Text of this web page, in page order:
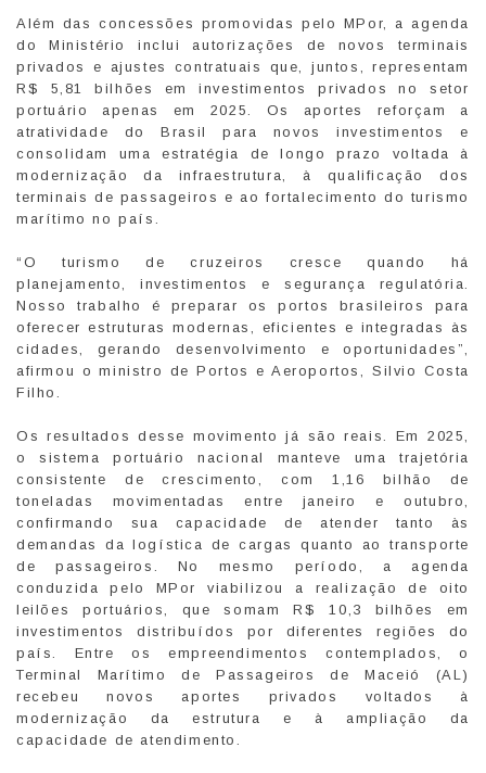
Além das concessões promovidas pelo MPor, a agenda
do Ministério inclui autorizações de novos terminais
privados e ajustes contratuais que, juntos, representam
R$ 5,81 bilhões em investimentos privados no setor
portuário apenas em 2025. Os aportes reforçam a
atratividade do Brasil para novos investimentos e
consolidam uma estratégia de longo prazo voltada à
modernização da infraestrutura, à qualificação dos
terminais de passageiros e ao fortalecimento do turismo
marítimo no país.
“O turismo de cruzeiros cresce quando há
planejamento, investimentos e segurança regulatória.
Nosso trabalho é preparar os portos brasileiros para
oferecer estruturas modernas, eficientes e integradas às
cidades, gerando desenvolvimento e oportunidades”,
afirmou o ministro de Portos e Aeroportos, Silvio Costa
Filho.
Os resultados desse movimento já são reais. Em 2025,
o sistema portuário nacional manteve uma trajetória
consistente de crescimento, com 1,16 bilhão de
toneladas movimentadas entre janeiro e outubro,
confirmando sua capacidade de atender tanto às
demandas da logística de cargas quanto ao transporte
de passageiros. No mesmo período, a agenda
conduzida pelo MPor viabilizou a realização de oito
leilões portuários, que somam R$ 10,3 bilhões em
investimentos distribuídos por diferentes regiões do
país. Entre os empreendimentos contemplados, o
Terminal Marítimo de Passageiros de Maceió (AL)
recebeu novos aportes privados voltados à
modernização da estrutura e à ampliação da
capacidade de atendimento.